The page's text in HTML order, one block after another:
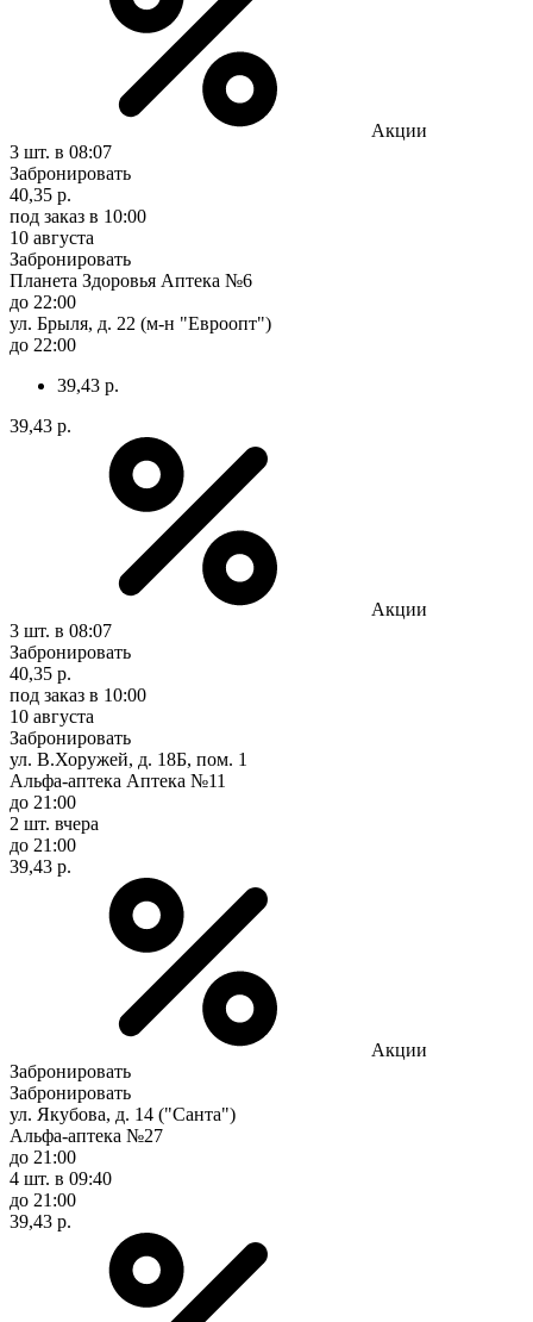
Акции
3 шт. в 08:07
Забронировать
40,35 р.
под заказ в 10:00
10 августа
Забронировать
Планета Здоровья Аптека №6
до 22:00
ул. Брыля, д. 22 (м-н "Евроопт")
до 22:00
39,43 р.
39,43 р.
Акции
3 шт. в 08:07
Забронировать
40,35 р.
под заказ в 10:00
10 августа
Забронировать
ул. В.Хоружей, д. 18Б, пом. 1
Альфа-аптека Аптека №11
до 21:00
2 шт. вчера
до 21:00
39,43 р.
Акции
Забронировать
Забронировать
ул. Якубова, д. 14 ("Санта")
Альфа-аптека №27
до 21:00
4 шт. в 09:40
до 21:00
39,43 р.